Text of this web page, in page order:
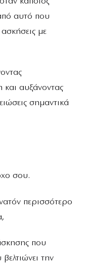
αυτό που
ασκήσεις με
και αυξάνοντας
σημαντικά
σου.
περισσότερο
που
την